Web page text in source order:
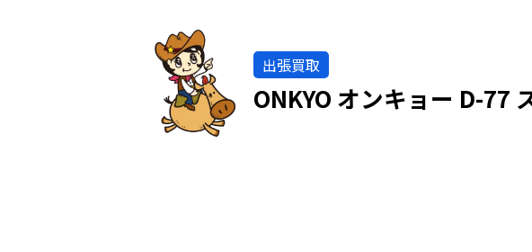
出張買取
ONKYO オンキョー D-77